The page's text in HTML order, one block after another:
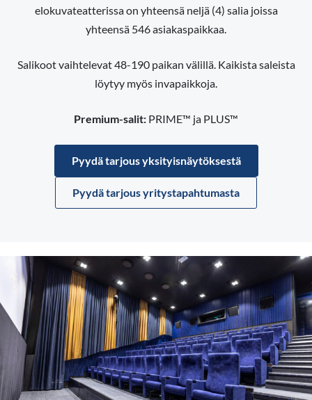
elokuvateatterissa on yhteensä neljä (4) salia joissa
yhteensä 546 asiakaspaikkaa.
Salikoot vaihtelevat 48-190 paikan välillä. Kaikista saleista
löytyy myös invapaikkoja.
Premium-salit: PRIME™ ja PLUS™
Pyydä tarjous yksityisnäytöksestä
Pyydä tarjous yritystapahtumasta